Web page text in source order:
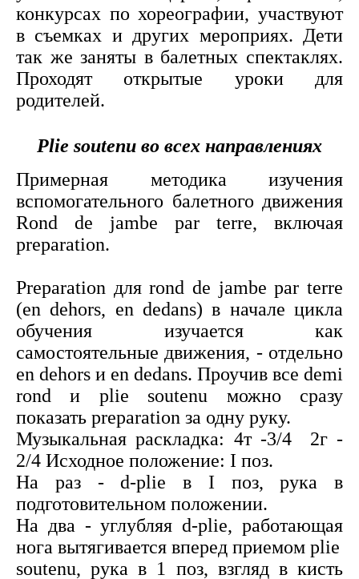
конкурсах по хореографии, участвуют
в съемках и других мероприях. Дети
так же заняты в балетных спектаклях.
Проходят открытые уроки для
родителей.
Plie soutenu во всех направлениях
Примерная методика изучения
вспомогательного балетного движения
Rond de jambe par terre, включая
preparation.
Preparation для rond de jambe par terre
(en dehors, en dedans) в начале цикла
обучения изучается как
самостоятельные движения, - отдельно
en dehors и en dedans. Проучив все demi
rond и plie soutenu можно сразу
показать preparation за одну руку.
Музыкальная раскладка: 4т -3/4 2г -
2/4 Исходное положение: I поз.
На раз - d-plie в I поз, рука в
подготовительном положении.
На два - углубляя d-plie, работающая
нога вытягивается вперед приемом plie
soutenu, рука в 1 поз, взгляд в кисть